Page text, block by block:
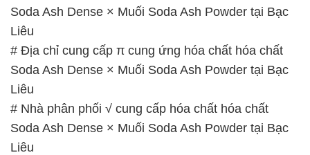
Soda Ash Dense × Muối Soda Ash Powder tại Bạc
Liêu
# Địa chỉ cung cấp π cung ứng hóa chất hóa chất
Soda Ash Dense × Muối Soda Ash Powder tại Bạc
Liêu
# Nhà phân phối √ cung cấp hóa chất hóa chất
Soda Ash Dense × Muối Soda Ash Powder tại Bạc
Liêu